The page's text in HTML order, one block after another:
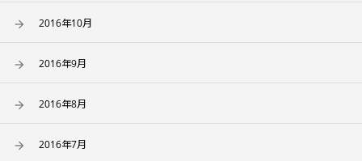
2016年10月
2016年9月
2016年8月
2016年7月